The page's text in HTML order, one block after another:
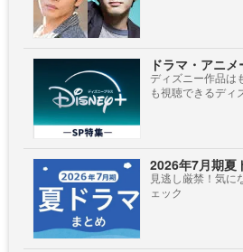
ドラマ・アニ
ディズニー作品は
も視聴できるディ
2026年7月期夏
見逃し厳禁！気に
ェック